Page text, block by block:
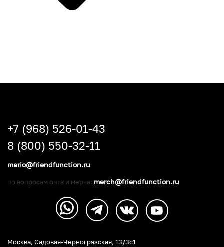
Москва, Садовая-Черногрязская, 13/3c1
+7 (968) 526-01-43
8 (800) 550-32-11
mario@friendfunction.ru
по вопросам опта и мерча: merch@friendfunction.ru